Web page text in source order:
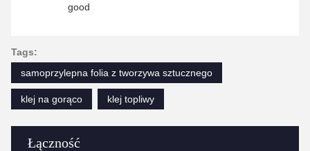
Łączność
good
Tags:
samoprzylepna folia z tworzywa sztucznego
klej na gorąco klej topliwy